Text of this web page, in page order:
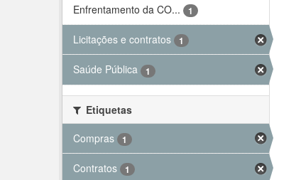
Enfrentamento da CO... 1
Licitações e contratos 1
Saúde Pública 1
Etiquetas
Compras
1
Contratos 1